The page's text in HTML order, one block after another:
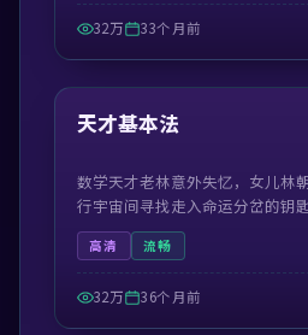
32万 33个月前
热门
天才基本法
数学天才老林意外失忆，女儿林
行宇宙间寻找走入命运分岔的钥匙
高清 流畅
32万 36个月前